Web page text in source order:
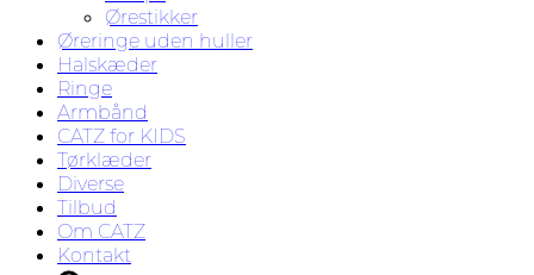
Ørestikker
Øreringe uden huller
Halskæder
Ringe
Armbånd
CATZ for KIDS
Tørklæder
Diverse
Tilbud
Om CATZ
Kontakt